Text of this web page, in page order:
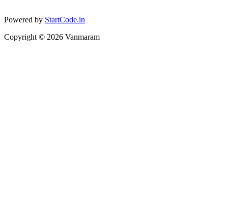
Powered by StartCode.in
Copyright © 2026 Vanmaram